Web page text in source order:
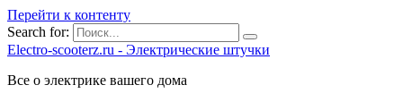
Перейти к контенту
Search for:
Electro-scooterz.ru - Электрические штучки
Все о электрике вашего дома